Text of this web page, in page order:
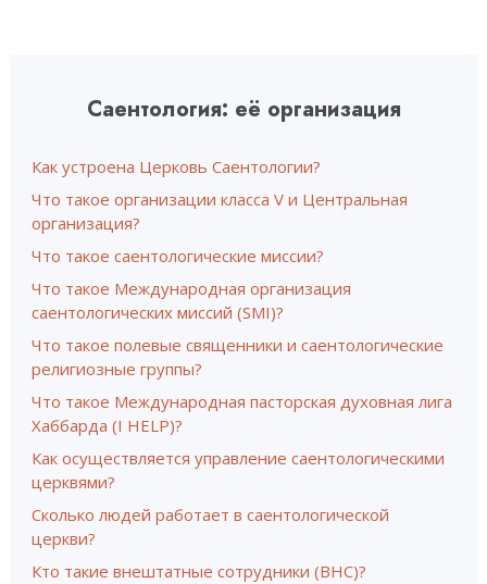
Саентология: её организация
Как устроена Церковь Саентологии?
Что такое организации класса V и Центральная
организация?
Что такое саентологические миссии?
Что такое Международная организация
саентологических миссий (SMI)?
Что такое полевые священники и саентологические
религиозные группы?
Что такое Международная пасторская духовная лига
Хаббарда (I HELP)?
Как осуществляется управление саентологическими
церквями?
Сколько людей работает в cаентологической
церкви?
Кто такие внештатные сотрудники (ВНС)?